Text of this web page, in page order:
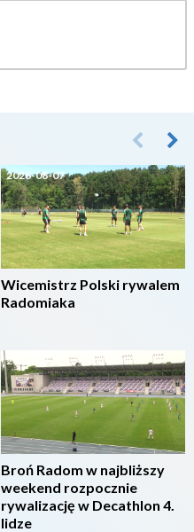
2026-08-07
Wicemistrz Polski rywalem
Radomiaka
2026-08-07
Broń Radom w najbliższy
weekend rozpocznie
rywalizację w Decathlon 4.
lidze